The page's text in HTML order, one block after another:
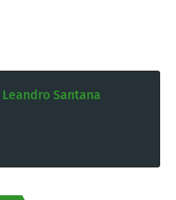
Leandro Santana